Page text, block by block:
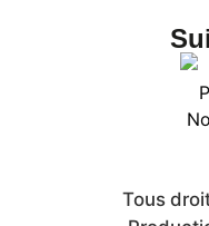
Tous